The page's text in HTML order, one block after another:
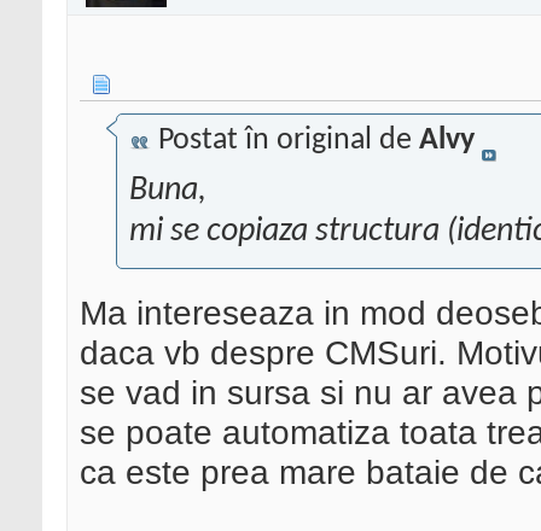
Postat în original de Alvy
Buna,
mi se copiaza structura
Ma intereseaza in mod
daca vb despre CMSuri.
se vad in sursa si nu ar avea
se poate automatiza toata
ca este prea mare bataie de